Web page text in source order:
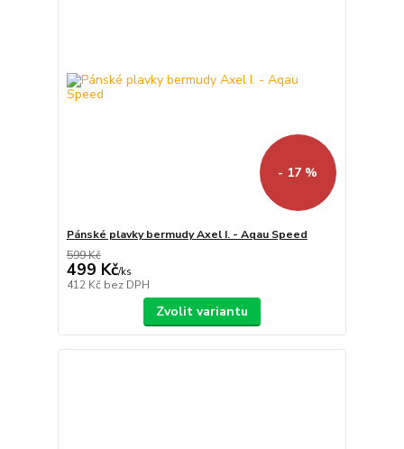
- 17 %
Pánské plavky bermudy Axel I. - Aqau Speed
599 Kč
499 Kč/ks
412 Kč bez DPH
Zvolit variantu